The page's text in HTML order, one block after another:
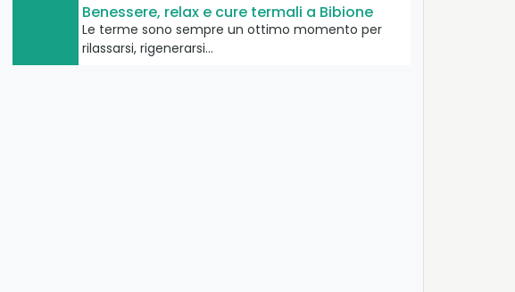
Benessere, relax e cure termali a Bibione
Le terme sono sempre un ottimo momento per
rilassarsi, rigenerarsi…